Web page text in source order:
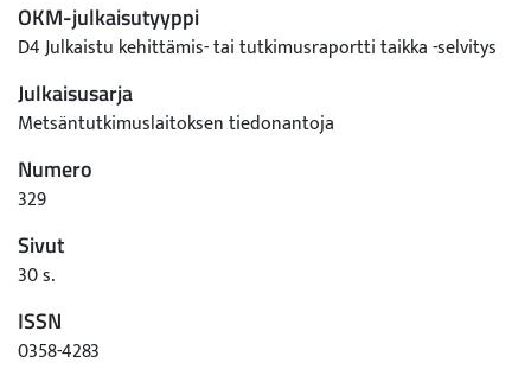
OKM-julkaisutyyppi
D4 Julkaistu kehittämis- tai tutkimusraportti taikka -selvitys
Julkaisusarja
Metsäntutkimuslaitoksen tiedonantoja
Numero
329
Sivut
30 s.
ISSN
0358-4283